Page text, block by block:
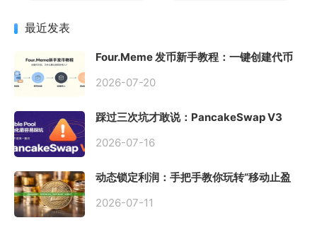
最近发表
Four.Meme 发币新手教程：一键创建代币
2026-07-20
踩过三次坑才敢说：PancakeSwap V3
初始化
2026-07-16
动态锁定利润：手把手教你玩转“移动止盈
2026-07-11